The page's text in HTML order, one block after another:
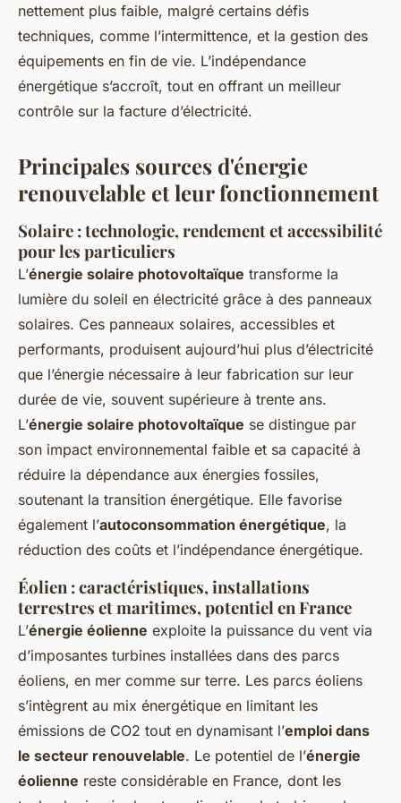
nettement plus faible, malgré certains défis
techniques, comme l’intermittence, et la gestion des
équipements en fin de vie. L’indépendance
énergétique s’accroît, tout en offrant un meilleur
contrôle sur la facture d’électricité.
Principales sources d'énergie
renouvelable et leur fonctionnement
Solaire : technologie, rendement et accessibilité
pour les particuliers
L’énergie solaire photovoltaïque transforme la
lumière du soleil en électricité grâce à des panneaux
solaires. Ces panneaux solaires, accessibles et
performants, produisent aujourd’hui plus d’électricité
que l’énergie nécessaire à leur fabrication sur leur
durée de vie, souvent supérieure à trente ans.
L’énergie solaire photovoltaïque se distingue par
son impact environnemental faible et sa capacité à
réduire la dépendance aux énergies fossiles,
soutenant la transition énergétique. Elle favorise
également l’autoconsommation énergétique, la
réduction des coûts et l’indépendance énergétique.
Éolien : caractéristiques, installations
terrestres et maritimes, potentiel en France
L’énergie éolienne exploite la puissance du vent via
d’imposantes turbines installées dans des parcs
éoliens, en mer comme sur terre. Les parcs éoliens
s’intègrent au mix énergétique en limitant les
émissions de CO2 tout en dynamisant l’emploi dans
le secteur renouvelable. Le potentiel de l’énergie
éolienne reste considérable en France, dont les